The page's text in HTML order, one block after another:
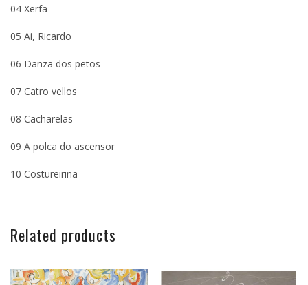
04 Xerfa
05 Ai, Ricardo
06 Danza dos petos
07 Catro vellos
08 Cacharelas
09 A polca do ascensor
10 Costureiriña
Related products